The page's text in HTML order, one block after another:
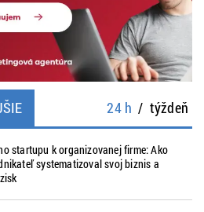
24 h / týždeň
startupu k organizovanej firme: Ako
systematizoval svoj biznis a